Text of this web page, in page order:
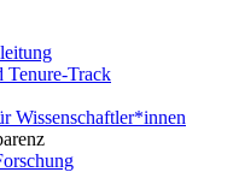
Tenure-Track
Wissenschaftler*innen